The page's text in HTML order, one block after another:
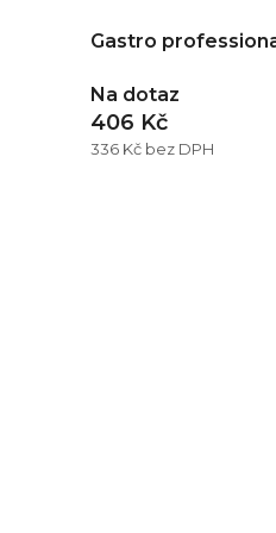
Gastro
Na dotaz
336 Kč bez DPH
406 Kč